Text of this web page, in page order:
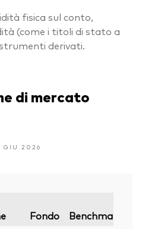
fisica sul conto,
(come i titoli di stato a
derivati.
di mercato
GIU 2026
Fondo Benchmark